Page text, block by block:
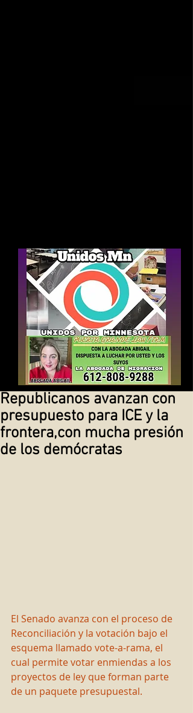
Republicanos avanzan con
presupuesto para ICE y la
frontera,con mucha presión
de los demócratas
El Senado avanza con el proceso de
Reconciliación y la votación bajo el
esquema llamado vote-a-rama, el
cual permite votar enmiendas a los
proyectos de ley que forman parte
de un paquete presupuestal.